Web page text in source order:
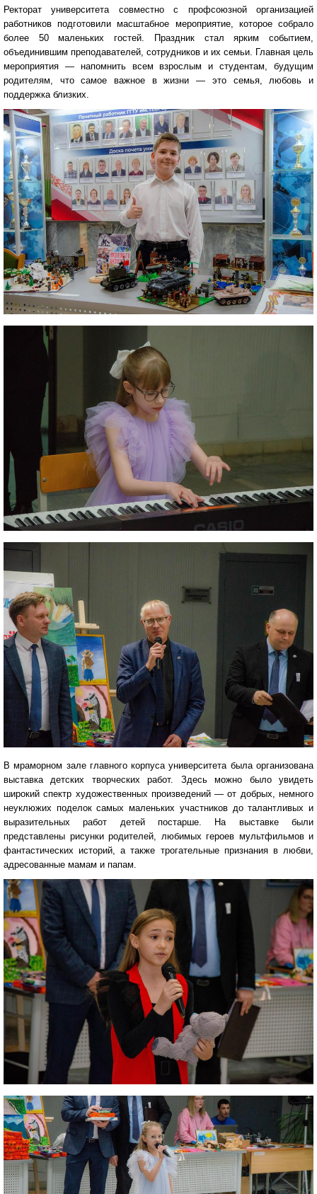
Ректорат университета совместно с профсоюзной организацией
работников подготовили масштабное мероприятие, которое собрало
более 50 маленьких гостей. Праздник стал ярким событием,
объединившим преподавателей, сотрудников и их семьи. Главная цель
мероприятия — напомнить всем взрослым и студентам, будущим
родителям, что самое важное в жизни — это семья, любовь и
поддержка близких.
В мраморном зале главного корпуса университета была организована
выставка детских творческих работ. Здесь можно было увидеть
широкий спектр художественных произведений — от добрых, немного
неуклюжих поделок самых маленьких участников до талантливых и
выразительных работ детей постарше. На выставке были
представлены рисунки родителей, любимых героев мультфильмов и
фантастических историй, а также трогательные признания в любви,
адресованные мамам и папам.